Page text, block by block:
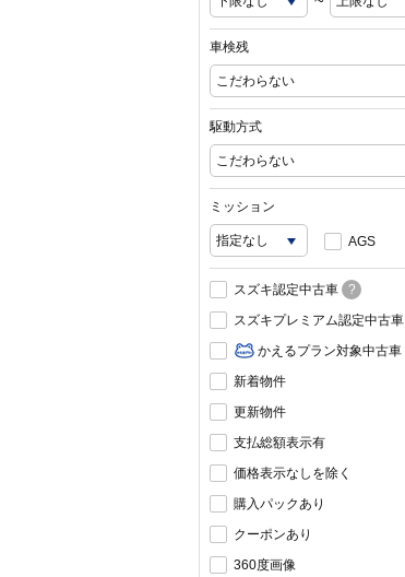
車検残
駆動方式
ミッション
AGS
スズキ認定中古車
?
スズキプレミアム認定中古車
かえるプラン対象中古車
新着物件
更新物件
支払総額表示有
価格表示なしを除く
購入パックあり
クーポンあり
360度画像